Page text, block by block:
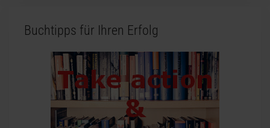
Buchtipps für Ihren Erfolg